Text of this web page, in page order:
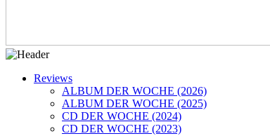
Reviews
ALBUM DER WOCHE (2026)
ALBUM DER WOCHE (2025)
CD DER WOCHE (2024)
CD DER WOCHE (2023)